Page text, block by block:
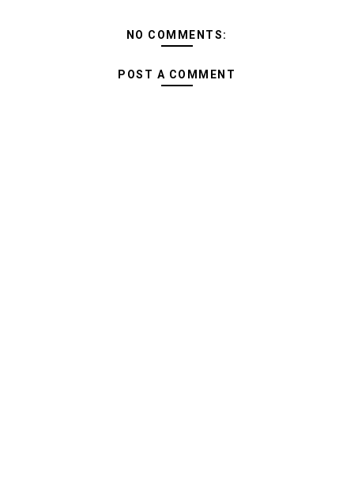
NO COMMENTS:
POST A COMMENT